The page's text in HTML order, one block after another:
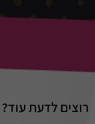
רוצים לדעת עוד?